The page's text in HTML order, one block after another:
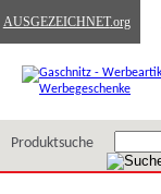
AUSGEZEICHNET.org
Produktsuche